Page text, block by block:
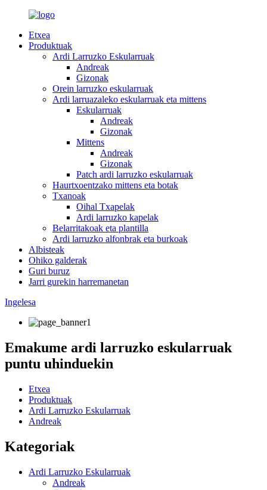
Etxea
Produktuak
Ardi Larruzko Eskularruak
Andreak
Gizonak
Orein larruzko eskularruak
Ardi larruazaleko eskularruak eta mittens
Eskularruak
Andreak
Gizonak
Mittens
Andreak
Gizonak
Patch ardi larruzko eskularruak
Haurtxoentzako mittens eta botak
Txanoak
Oihal Txapelak
Ardi larruzko kapelak
Belarritakoak eta plantilla
Ardi larruzko alfonbrak eta burkoak
Albisteak
Ohiko galderak
Guri buruz
Jarri gurekin harremanetan
Ingelesa
Emakume ardi larruzko eskularruak
puntu uhinduekin
Etxea
Produktuak
Ardi Larruzko Eskularruak
Andreak
Kategoriak
Ardi Larruzko Eskularruak
Andreak